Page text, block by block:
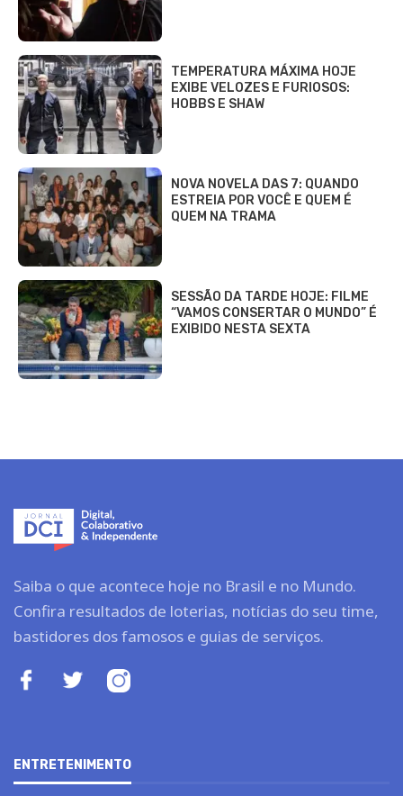
TEMPERATURA MÁXIMA HOJE
EXIBE VELOZES E FURIOSOS:
HOBBS E SHAW
NOVA NOVELA DAS 7: QUANDO
ESTREIA POR VOCÊ E QUEM É
QUEM NA TRAMA
SESSÃO DA TARDE HOJE: FILME
“VAMOS CONSERTAR O MUNDO” É
EXIBIDO NESTA SEXTA
Saiba o que acontece hoje no Brasil e no Mundo.
Confira resultados de loterias, notícias do seu time,
bastidores dos famosos e guias de serviços.
ENTRETENIMENTO